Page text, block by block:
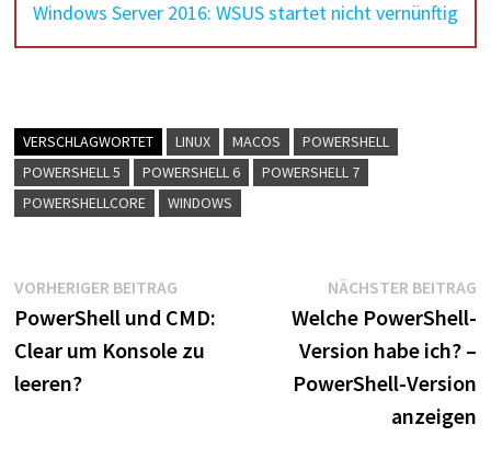
Windows Server 2016: WSUS startet nicht vernünftig
VERSCHLAGWORTET LINUX MACOS
POWERSHELL
POWERSHELL 5
POWERSHELL 6
POWERSHELL 7
POWERSHELLCORE
WINDOWS
Beitragsnavigation
VORHERIGER BEITRAGVorheriger
Beitrag:
PowerShell und CMD:
Clear um Konsole zu
leeren?
NÄCHSTER BEITRAG
Welche PowerShell-
Version habe ich? –
PowerShell-Version
anzeigen